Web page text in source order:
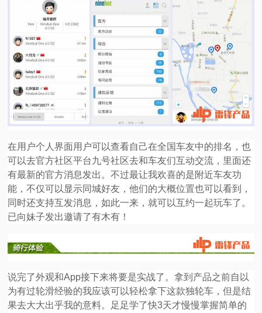
在用户个人界面用户可以查看自己在全国车友中的排名，也
可以去官方社区平台九号社区去和车友们互动交流，里面还
有最新的官方消息发出。不过最让我欢喜的是附近车友功
能，不仅可以显示同城好友，他们的大概位置也可以看到，
同时还支持互发消息，如此一来，就可以互约一起玩车了。
已向妹子发出邀请了有木有！
说完了外观和App接下来将要是实战了。拿到产品之前自以
为有过轮滑经验的我应该可以轻松拿下这款独轮车，但是结
果去大大出乎我的意料。足足学了快3天才慢慢掌握简单的